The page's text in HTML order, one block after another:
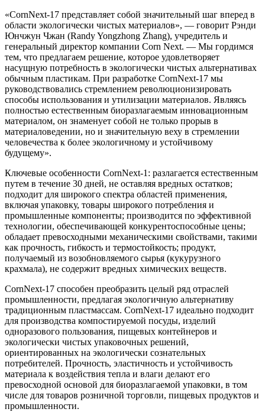
«CornNext-17 представляет собой значительный шаг вперед в
области экологически чистых материалов», — говорит Рэнди
Юнчжун Чжан (Randy Yongzhong Zhang), учредитель и
генеральный директор компании Corn Next. — Мы гордимся
тем, что предлагаем решение, которое удовлетворяет
насущную потребность в экологически чистых альтернативах
обычным пластикам. При разработке CornNext-17 мы
руководствовались стремлением революционизировать
способы использования и утилизации материалов. Являясь
полностью естественным биоразлагаемым инновационным
материалом, он знаменует собой не только прорыв в
материаловедении, но и значительную веху в стремлении
человечества к более экологичному и устойчивому
будущему».
Ключевые особенности CornNext-1: разлагается естественным
путем в течение 30 дней, не оставляя вредных остатков;
подходит для широкого спектра областей применения,
включая упаковку, товары широкого потребления и
промышленные компоненты; производится по эффективной
технологии, обеспечивающей конкурентоспособные цены;
обладает превосходными механическими свойствами, такими
как прочность, гибкость и термостойкость; продукт,
получаемый из возобновляемого сырья (кукурузного
крахмала), не содержит вредных химических веществ.
CornNext-17 способен преобразить целый ряд отраслей
промышленности, предлагая экологичную альтернативу
традиционным пластмассам. CornNext-17 идеально подходит
для производства компостируемой посуды, изделий
одноразового пользования, пищевых контейнеров и
экологически чистых упаковочных решений,
ориентированных на экологически сознательных
потребителей. Прочность, эластичность и устойчивость
материала к воздействия тепла и влаги делают его
превосходной основой для биоразлагаемой упаковки, в том
числе для товаров розничной торговли, пищевых продуктов и
промышленности.